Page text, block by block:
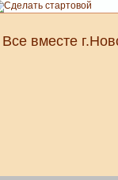
Все вместе